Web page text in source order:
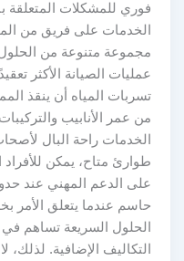
فوري للمشكلات المتعلقة
الخدمات على فريق من
مجموعة متنوعة من
عمليات الصيانة الأكثر
تسربات المياه أن ينقذ
من عمر الأنابيب
الخدمات راحة البال
طوارئ متاح، يمكن للأفراد
على الدعم المهني عند
حاسم عندما يتعلق الأمر
الحلول السريعة تساهم في
التكاليف الإضافية. لذلك،